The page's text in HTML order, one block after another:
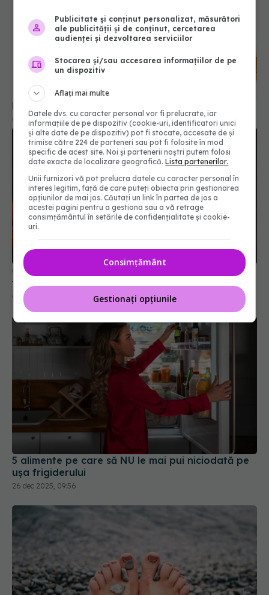
De ce să pui o lingură de lemn peste oală
08 ian 2026, 21:00
Ce să faci ca să nu mai crape crenvurștii când îi
fierbi? Cum îi fierbi corect
05 oct 2025, 17:17
5 alimente pe care să NU le mai pui niciodată pe
ușa frigiderului
26 dec 2025, 09:56
Publicitate și conținut personalizat, măsurători
ale publicității și de conținut, cercetarea
audienței și dezvoltarea serviciilor
Stocarea și/sau accesarea informațiilor de pe
un dispozitiv
Aflați mai multe
Datele dvs. cu caracter personal vor fi prelucrate, iar
informațiile de pe dispozitiv (cookie-uri, identificatori unici
și alte date de pe dispozitiv) pot fi stocate, accesate de și
trimise către 224 de parteneri sau pot fi folosite în mod
specific de acest site. Noi și partenerii noștri putem folosi
date exacte de localizare geografică.Lista partenerilor.
Unii furnizori vă pot prelucra datele cu caracter personal în
interes legitim, față de care puteți obiecta prin gestionarea
opțiunilor de mai jos. Căutați un link în partea de jos a
acestei pagini pentru a gestiona sau a vă retrage
consimțământul în setările de confidențialitate și cookie-
uri.
Consimțământ
Gestionați opțiunile